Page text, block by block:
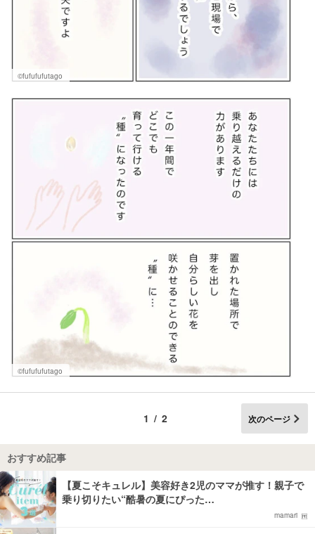
©fufufufutago
©fufufufutago
1/2 次のページ
おすすめ記事
【夏こそキュレル】美容好き2児のママが推す！親子で
乗り切りたい“酷暑の夏にぴった…
mamari